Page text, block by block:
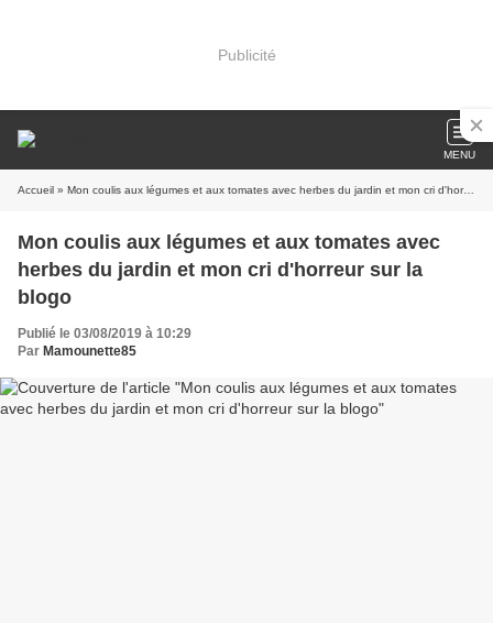
Publicité
MENU
Accueil » Mon coulis aux légumes et aux tomates avec herbes du jardin et mon cri d'horreur sur la blogo
Mon coulis aux légumes et aux tomates avec
herbes du jardin et mon cri d'horreur sur la
blogo
Publié le 03/08/2019 à 10:29
Par Mamounette85